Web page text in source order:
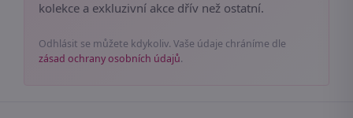
kolekce a exkluzivní akce dřív než ostatní.
Odhlásit se můžete kdykoliv. Vaše údaje chráníme dle
zásad ochrany osobních údajů.